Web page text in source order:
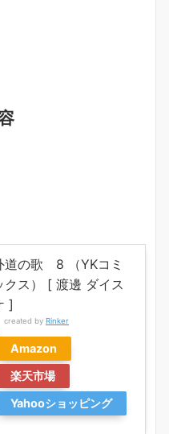
道の歌 8 （YKコミ
クス） [ 渡邊 ダイス
]
created by Rinker
Amazon
楽天市場
Yahooショッピング